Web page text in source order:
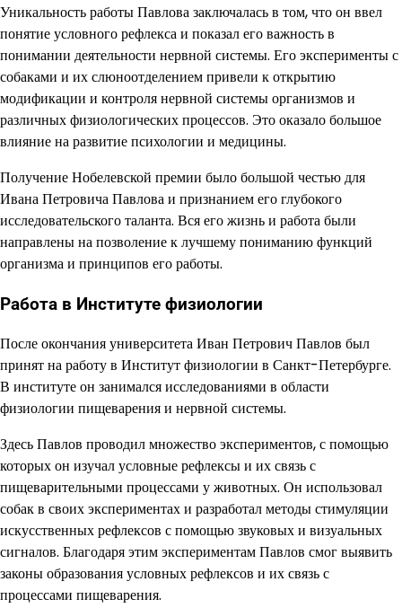
Уникальность работы Павлова заключалась в том, что он ввел
понятие условного рефлекса и показал его важность в
понимании деятельности нервной системы. Его эксперименты с
собаками и их слюноотделением привели к открытию
модификации и контроля нервной системы организмов и
различных физиологических процессов. Это оказало большое
влияние на развитие психологии и медицины.
Получение Нобелевской премии было большой честью для
Ивана Петровича Павлова и признанием его глубокого
исследовательского таланта. Вся его жизнь и работа были
направлены на позволение к лучшему пониманию функций
организма и принципов его работы.
Работа в Институте физиологии
После окончания университета Иван Петрович Павлов был
принят на работу в Институт физиологии в Санкт-Петербурге.
В институте он занимался исследованиями в области
физиологии пищеварения и нервной системы.
Здесь Павлов проводил множество экспериментов, с помощью
которых он изучал условные рефлексы и их связь с
пищеварительными процессами у животных. Он использовал
собак в своих экспериментах и разработал методы стимуляции
искусственных рефлексов с помощью звуковых и визуальных
сигналов. Благодаря этим экспериментам Павлов смог выявить
законы образования условных рефлексов и их связь с
процессами пищеварения.